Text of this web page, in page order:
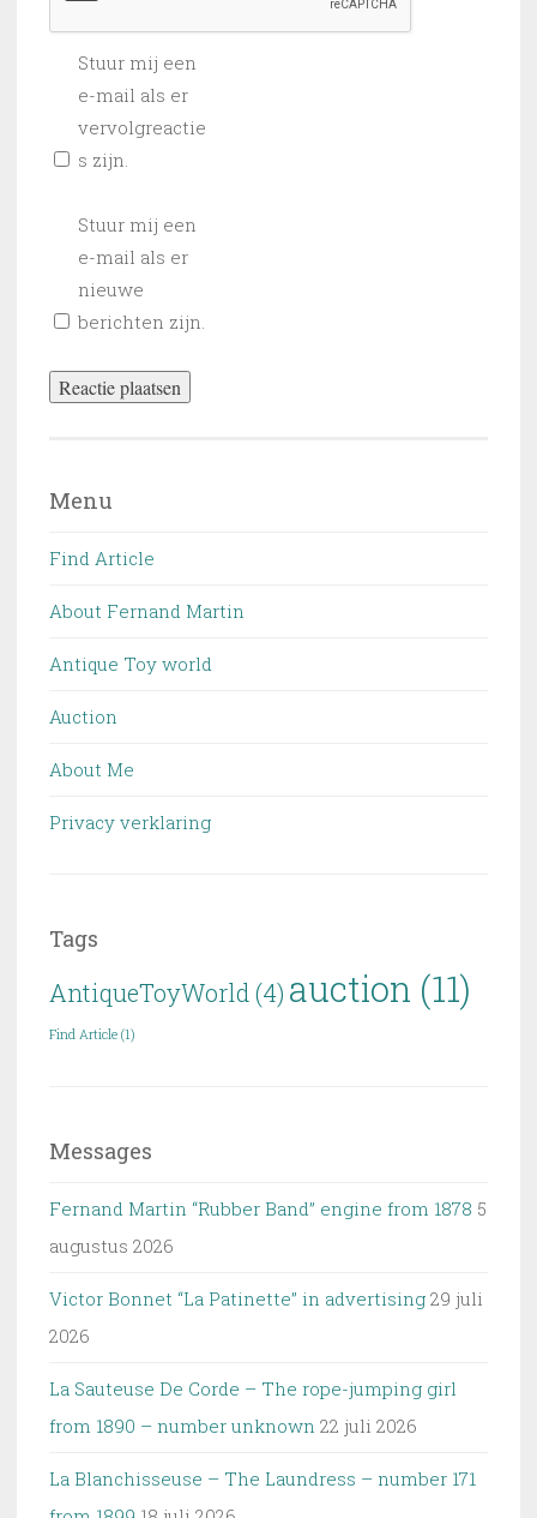
Stuur mij een
e-mail als er
vervolgreactie
s zijn.
Stuur mij een
e-mail als er
nieuwe
berichten zijn.
Menu
Find Article
About Fernand Martin
Antique Toy world
Auction
About Me
Privacy verklaring
Tags
AntiqueToyWorld (4) auction (11)
Find Article (1)
Messages
Fernand Martin “Rubber Band” engine from 1878 5
augustus 2026
Victor Bonnet “La Patinette” in advertising 29 juli
2026
La Sauteuse De Corde – The rope-jumping girl
from 1890 – number unknown 22 juli 2026
La Blanchisseuse – The Laundress – number 171